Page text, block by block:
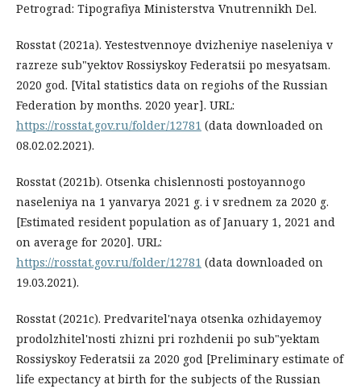
Petrograd: Tipografiya Ministerstva Vnutrennikh Del.
Rosstat (2021a). Yestestvennoye dvizheniye naseleniya v
razreze sub"yektov Rossiyskoy Federatsii po mesyatsam.
2020 god. [Vital statistics data on regiohs of the Russian
Federation by months. 2020 year]. URL:
https://rosstat.gov.ru/folder/12781 (data downloaded on
08.02.02.2021).
Rosstat (2021b). Otsenka chislennosti postoyannogo
naseleniya na 1 yanvarya 2021 g. i v srednem za 2020 g.
[Estimated resident population as of January 1, 2021 and
on average for 2020]. URL:
https://rosstat.gov.ru/folder/12781 (data downloaded on
19.03.2021).
Rosstat (2021c). Predvaritel'naya otsenka ozhidayemoy
prodolzhitel'nosti zhizni pri rozhdenii po sub"yektam
Rossiyskoy Federatsii za 2020 god [Preliminary estimate of
life expectancy at birth for the subjects of the Russian